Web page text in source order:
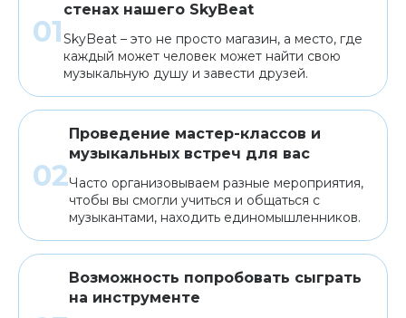
стенах нашего SkyBeat
SkyBeat – это не просто магазин, а место, где
каждый может человек может найти свою
музыкальную душу и завести друзей.
Проведение мастер-классов и
музыкальных встреч для вас
Часто организовываем разные мероприятия,
чтобы вы смогли учиться и общаться с
музыкантами, находить единомышленников.
Возможность попробовать сыграть
на инструменте